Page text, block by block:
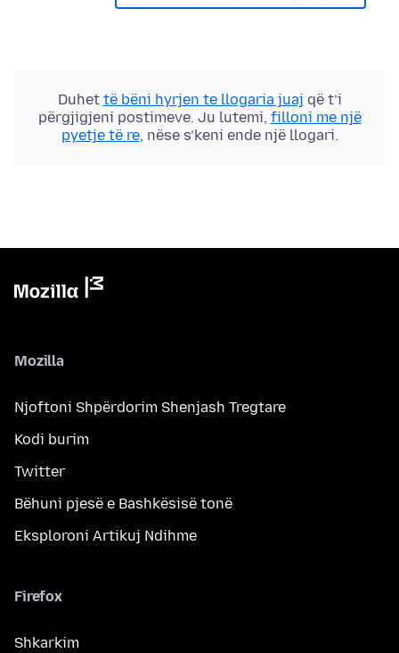
Duhet të bëni hyrjen te llogaria juaj që t’i
përgjigjeni postimeve. Ju lutemi, filloni me një
pyetje të re, nëse s’keni ende një llogari.
Mozilla
Njoftoni Shpërdorim Shenjash Tregtare
Kodi burim
Twitter
Bëhuni pjesë e Bashkësisë tonë
Eksploroni Artikuj Ndihme
Firefox
Shkarkim